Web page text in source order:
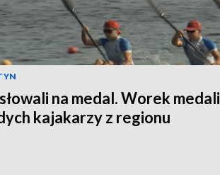
na medal. Worek medali
kajakarzy z regionu